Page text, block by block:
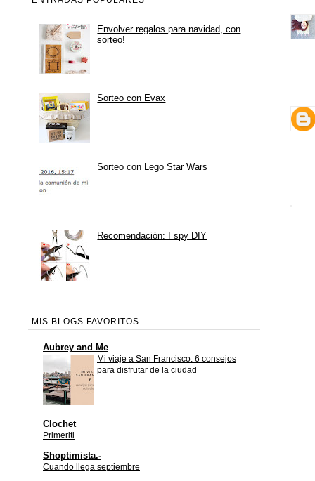
Envolver regalos para navidad, con
sorteo!
Sorteo con Evax
Sorteo con Lego Star Wars
Recomendación: I spy DIY
MIS BLOGS FAVORITOS
Aubrey and Me
Mi viaje a San Francisco: 6 consejos
para disfrutar de la ciudad
Clochet
Primeriti
Shoptimista.-
Cuando llega septiembre